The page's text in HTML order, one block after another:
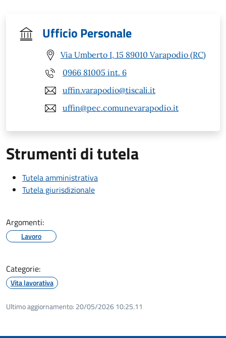
Ufficio Personale
Via Umberto I, 15 89010 Varapodio (RC)
0966 81005 int. 6
uffin.varapodio@tiscali.it
uffin@pec.comunevarapodio.it
Strumenti di tutela
Tutela amministrativa
Tutela giurisdizionale
Argomenti:
Lavoro
Categorie:
Vita lavorativa
Ultimo aggiornamento: 20/05/2026 10:25.11